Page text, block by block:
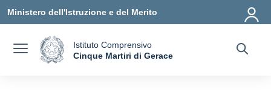
Ministero dell'Istruzione e del Merito
Istituto Comprensivo
Cinque Martiri di Gerace